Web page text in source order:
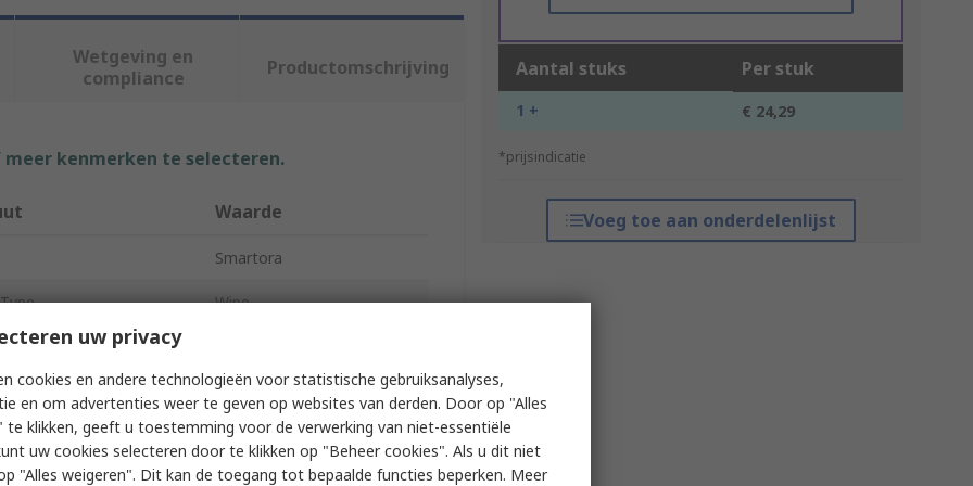
Aantal stuks Per stuk
1 + € 24,29
*prijsindicatie
Voeg toe aan onderdelenlijst
Wetgeving en
compliance
Productomschrijving
kenmerken te selecteren.
Waarde
Smartora
Wipe
General Purpose
High Absorbency
White
uw privacy
cookies en andere technologieën voor statistische gebruiksanalyses,
en om advertenties weer te geven op websites van derden. Door op "Alles
te klikken, geeft u toestemming voor de verwerking van niet-essentiële
uw cookies selecteren door te klikken op "Beheer cookies". Als u dit niet
"Alles weigeren". Dit kan de toegang tot bepaalde functies beperken. Meer